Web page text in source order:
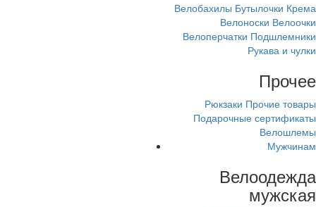
Велобахилы Бутылочки Крема
Велоноски Велоочки
Велоперчатки Подшлемники
Рукава и чулки
Прочее
Рюкзаки Прочие товары
Подарочные сертификаты
Велошлемы
Мужчинам
Велоодежда
мужская